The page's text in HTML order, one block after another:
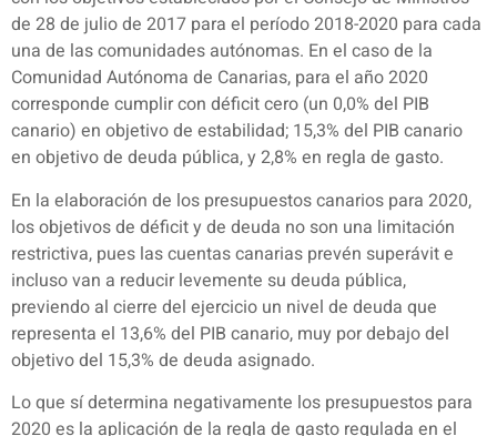
de 28 de julio de 2017 para el período 2018-2020 para cada
una de las comunidades autónomas. En el caso de la
Comunidad Autónoma de Canarias, para el año 2020
corresponde cumplir con déficit cero (un 0,0% del PIB
canario) en objetivo de estabilidad; 15,3% del PIB canario
en objetivo de deuda pública, y 2,8% en regla de gasto.
En la elaboración de los presupuestos canarios para 2020,
los objetivos de déficit y de deuda no son una limitación
restrictiva, pues las cuentas canarias prevén superávit e
incluso van a reducir levemente su deuda pública,
previendo al cierre del ejercicio un nivel de deuda que
representa el 13,6% del PIB canario, muy por debajo del
objetivo del 15,3% de deuda asignado.
Lo que sí determina negativamente los presupuestos para
2020 es la aplicación de la regla de gasto regulada en el